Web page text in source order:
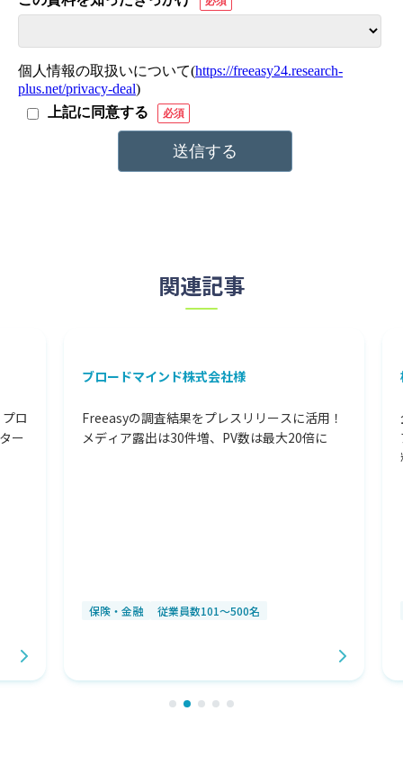
関連記事
ブロードマインド株式会社様
Freeasyの調査結果をプレスリリースに活用！
メディア露出は30件増、PV数は最大20倍に
保険・金融 従業員数101～500名